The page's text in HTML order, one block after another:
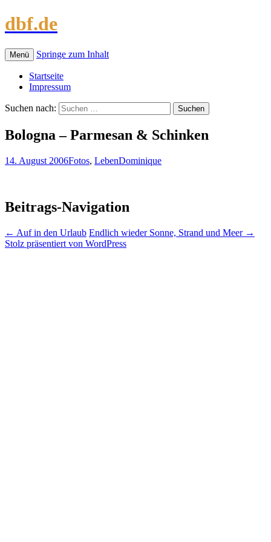
dbf.de
Menü Springe zum Inhalt
Startseite
Impressum
Suchen nach:
Bologna – Parmesan & Schinken
14. August 2006Fotos, LebenDominique
Beitrags-Navigation
← Auf in den Urlaub Endlich wieder Sonne, Strand und Meer →
Stolz präsentiert von WordPress